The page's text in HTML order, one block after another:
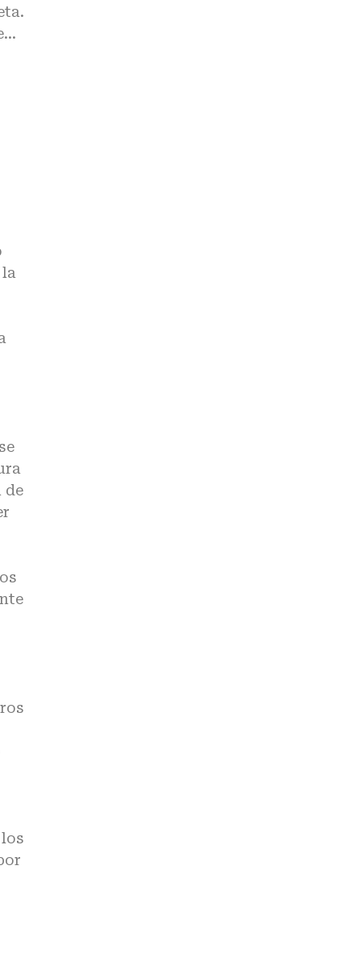
de